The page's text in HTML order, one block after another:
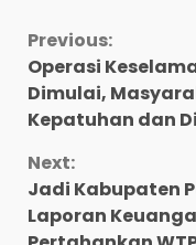
Continue
Reading
Previous:
Operasi
Dimulai,
Kepatuhan dan
Next:
Jadi Kabupaten
Laporan